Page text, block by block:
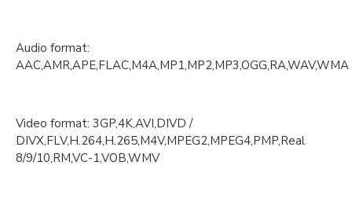
Audio format:
AAC,AMR,APE,FLAC,M4A,MP1,MP2,MP3,OGG,RA,WAV,WMA
Video format: 3GP,4K,AVI,DIVD /
DIVX,FLV,H.264,H.265,M4V,MPEG2,MPEG4,PMP,Real
8/9/10,RM,VC-1,VOB,WMV